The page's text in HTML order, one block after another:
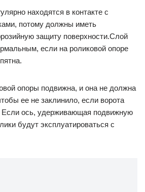
находятся в контакте с
потому должны иметь
защиту поверхности.Слой
если на роликовой опоре
опоры подвижна, и она не должна
ее не заклинило, если ворота
Если ось, удерживающая подвижную
будут эксплуатироваться с